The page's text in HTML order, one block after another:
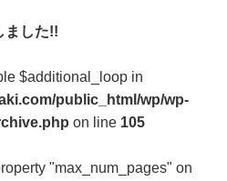
した!!
$additional_loop in
public_html/wp/wp-
on line 105
"max_num_pages" on